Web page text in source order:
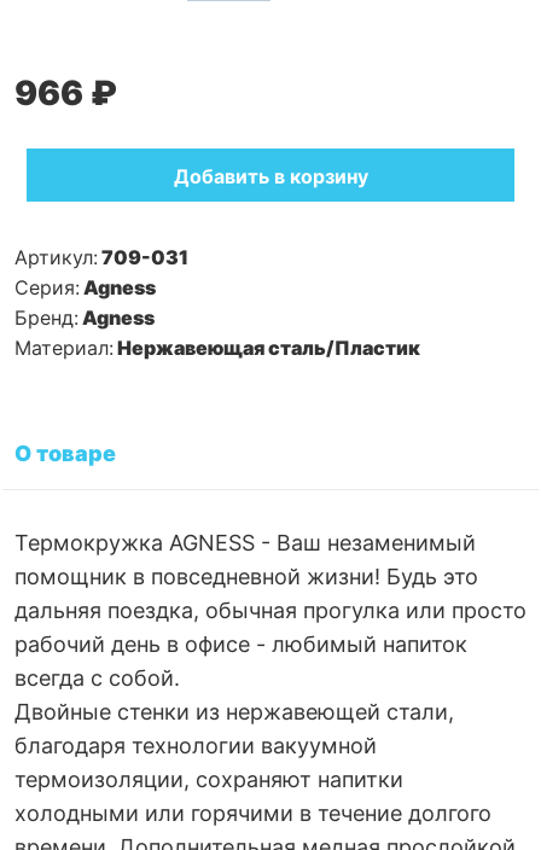
966 ₽
Добавить в корзину
Артикул: 709-031
Серия: Agness
Бренд: Agness
Материал: Нержавеющая сталь/Пластик
О товаре
Термокружка AGNESS - Ваш незаменимый
помощник в повседневной жизни! Будь это
дальняя поездка, обычная прогулка или просто
рабочий день в офисе - любимый напиток
всегда с собой.
Двойные стенки из нержавеющей стали,
благодаря технологии вакуумной
термоизоляции, сохраняют напитки
холодными или горячими в течение долгого